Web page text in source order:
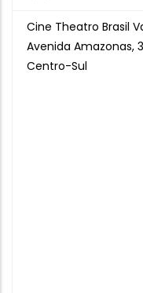
Cine Theatro Brasil
Avenida Amazonas,
Centro-Sul